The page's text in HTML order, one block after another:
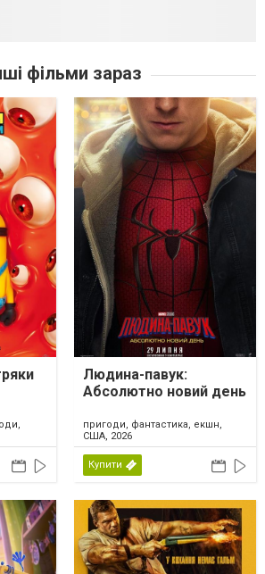
фільми зараз
Людина-павук:
Абсолютно новий день
пригоди, фантастика, екшн,
США, 2026
Купити